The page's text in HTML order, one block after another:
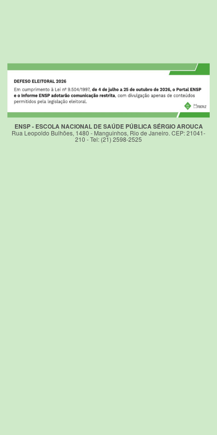
ENSP - ESCOLA NACIONAL DE SAÚDE PÚBLICA SÉRGIO AROUCA
Rua Leopoldo Bulhões, 1480 - Manguinhos, Rio de Janeiro. CEP: 21041-
210 - Tel: (21) 2598-2525